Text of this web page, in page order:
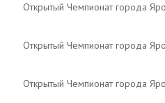
Открытый Чемпионат города
Открытый Чемпионат города
Открытый Чемпионат города